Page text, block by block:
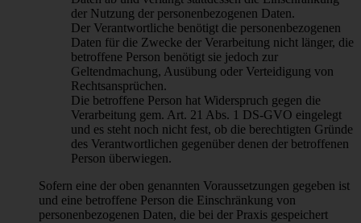
der Nutzung der personenbezogenen Daten.
Der Verantwortliche benötigt die personenbezogenen
Daten für die Zwecke der Verarbeitung nicht länger, die
betroffene Person benötigt sie jedoch zur
Geltendmachung, Ausübung oder Verteidigung von
Rechtsansprüchen.
Die betroffene Person hat Widerspruch gegen die
Verarbeitung gem. Art. 21 Abs. 1 DS-GVO eingelegt
und es steht noch nicht fest, ob die berechtigten Gründe
des Verantwortlichen gegenüber denen der betroffenen
Person überwiegen.
Sofern eine der oben genannten Voraussetzungen gegeben ist
und eine betroffene Person die Einschränkung von
personenbezogenen Daten, die bei der Praxis gespeichert